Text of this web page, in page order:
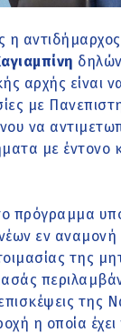
αντιδήμαρχος
αρχής είναι
με
να
με έντονο
πρόγραμμα
εν αναμονή
της
της
η οποία έχει